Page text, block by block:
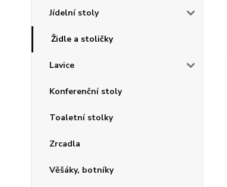
Jídelní stoly
Židle a stoličky
Lavice
Konferenční stoly
Toaletní stolky
Zrcadla
Věšáky, botníky